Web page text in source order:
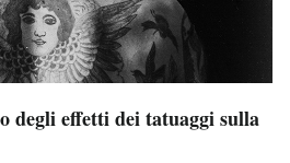
degli effetti dei tatuaggi sulla